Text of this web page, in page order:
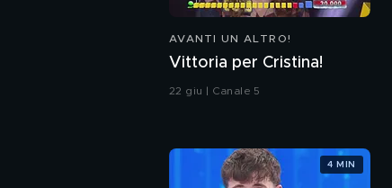
AVANTI UN ALTRO!
Vittoria per Cristina!
22 giu | Canale 5
4 MIN